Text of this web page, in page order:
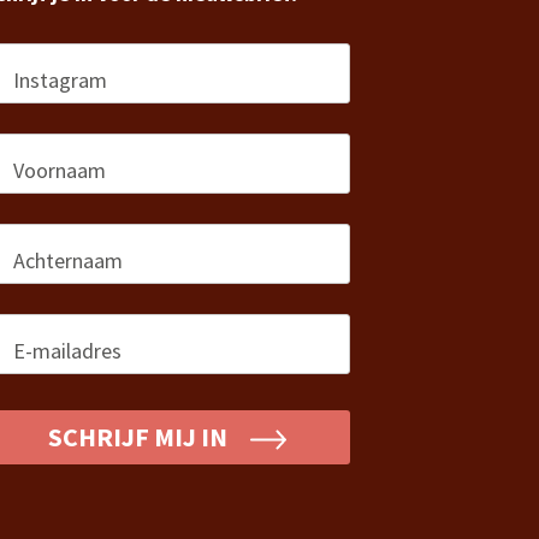
Instagram
Voornaam
Achternaam
E-mailadres
SCHRIJF MIJ IN